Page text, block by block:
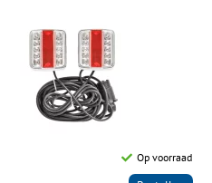
Op voorraad